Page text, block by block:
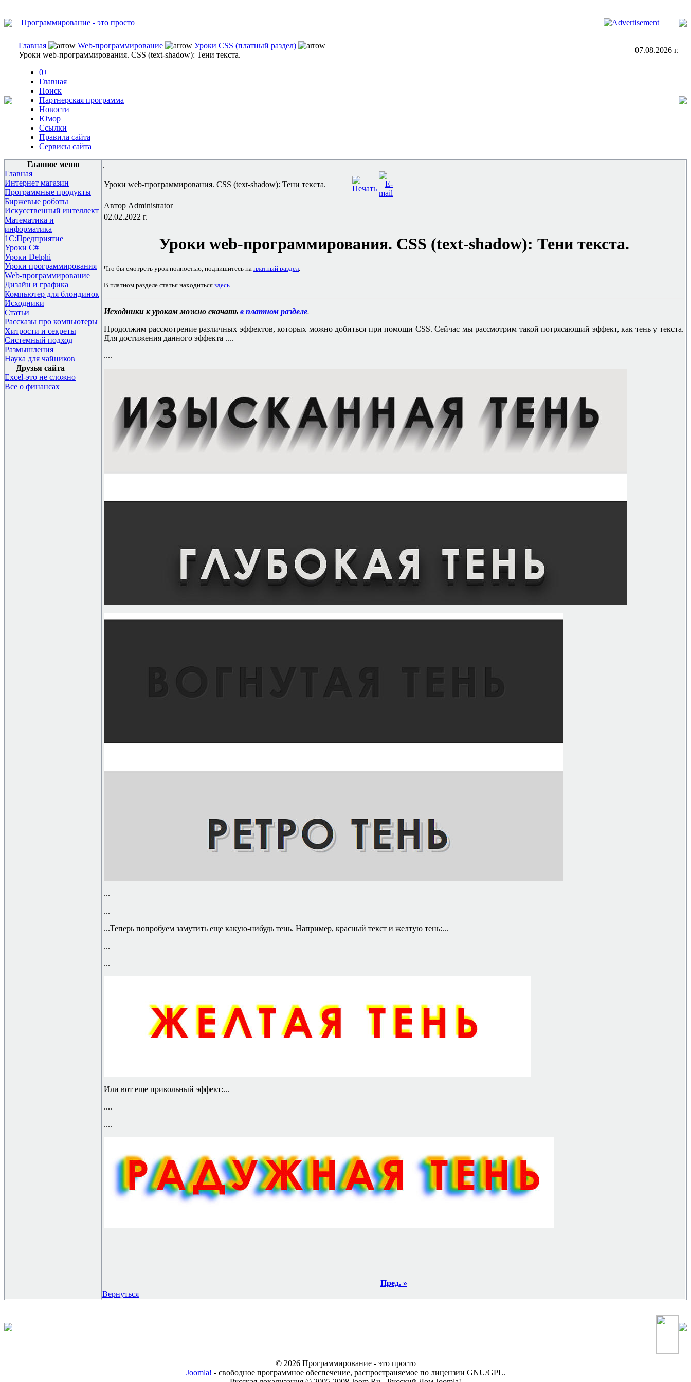
Программирование - это просто
Главная Web-программирование
Уроки CSS (платный раздел)
Уроки web-программирования. CSS (text-shadow): Тени текста.
07.08.2026 г.
0+
Главная
Поиск
Партнерская программа
Новости
Юмор
Ссылки
Правила сайта
Сервисы сайта
Главное меню
Главная
Интернет магазин
Программные продукты
Биржевые роботы
Искусственный интеллект
Математика и
информатика
1С:Предприятие
Уроки C#
Уроки Delphi
Уроки программирования
Web-программирование
Дизайн и графика
Компьютер для блондинок
Исходники
Статьи
Рассказы про компьютеры
Хитрости и секреты
Системный подход
Размышления
Наука для чайников
Друзья сайта
Excel-это не сложно
Все о финансах
.
Уроки web-программирования. CSS (text-shadow): Тени текста.
Автор Administrator
02.02.2022 г.
Уроки web-программирования. CSS (text-shadow): Тени текста.
Что бы смотреть урок полностью, подпишитесь на платный раздел
В платном разделе статья находиться здесь
Исходники к урокам можно скачать в платном разделе.
Продолжим рассмотрение различных эффектов, которых можно добиться при помощи CSS.Сейчас мы рассмотрим такой потрясающий эффект, как тень у текста.
Для достижения данного эффекта ....
....
...
...
...Теперь попробуем замутить еще какую-нибудь тень. Например, красный текст и желтую тень:...
...
...
Или вот еще прикольный эффект:...
....
....
Пред. »
Вернуться
© 2026 Программирование - это просто
Joomla! - свободное программное обеспечение, распространяемое по лицензии GNU/GPL.